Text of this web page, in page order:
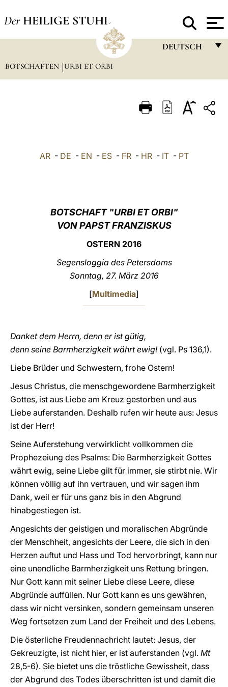
Der HEILIGE STUHL
DEUTSCH
ITALIANO
中文
BOTSCHAFTEN URBI ET ORBI
AR- DE - EN - ES- FR- HR- IT- PT
BOTSCHAFT "URBI ET ORBI"
VON PAPST FRANZISKUS
OSTERN 2016
Segensloggia des Petersdoms
Sonntag, 27. März 2016
[Multimedia]
Danket dem Herrn, denn er ist gütig,
denn seine Barmherzigkeit währt ewig!(vgl. Ps 136,1).
Liebe Brüder und Schwestern, frohe Ostern!
Jesus Christus, die menschgewordene Barmherzigkeit
Gottes, ist aus Liebe am Kreuz gestorben und aus
Liebe auferstanden. Deshalb rufen wir heute aus: Jesus
ist der Herr!
Seine Auferstehung verwirklicht vollkommen die
Prophezeiung des Psalms: Die Barmherzigkeit Gottes
währt ewig, seine Liebe gilt für immer, sie stirbt nie. Wir
können völlig auf ihn vertrauen, und wir sagen ihm
Dank, weil er für uns ganz bis in den Abgrund
hinabgestiegen ist.
Angesichts der geistigen und moralischen Abgründe
der Menschheit, angesichts der Leere, die sich in den
Herzen auftut und Hass und Tod hervorbringt, kann nur
eine unendliche Barmherzigkeit uns Rettung bringen.
Nur Gott kann mit seiner Liebe diese Leere, diese
Abgründe auffüllen. Nur Gott kann es uns gewähren,
dass wir nicht versinken, sondern gemeinsam unseren
Weg fortsetzen zum Land der Freiheit und des Lebens.
Die österliche Freudennachricht lautet: Jesus, der
Gekreuzigte, ist nicht hier, er ist auferstanden (vgl. Mt
28,5-6). Sie bietet uns die tröstliche Gewissheit, dass
der Abgrund des Todes überschritten ist und damit die